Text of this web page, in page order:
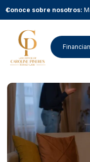
Conoce sobre nosotros: